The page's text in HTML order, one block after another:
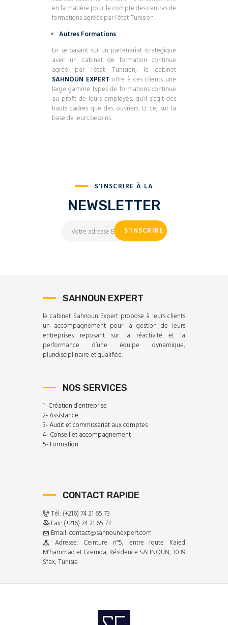
en la matière pour le compte des centres de
formations agréés par l’état Tunisien.
Autres Formations
En se basant sur un partenariat stratégique
avec un cabinet de formation continue
agréé par l’état Tunisien, le cabinet
SAHNOUN EXPERT offre à ces clients une
large gamme types de formations continue
au profit de leurs employés, qu’il s’agit des
hauts cadres que des ouvriers. Et ce, sur la
base de leurs besoins.
S'INSCRIRE À LA
NEWSLETTER
SAHNOUN EXPERT
le cabinet Sahnoun Expert propose à leurs clients
un accompagnement pour la gestion de leurs
entreprises reposant sur la réactivité et la
performance d’une équipe dynamique,
pluridisciplinaire et qualifiée.
NOS SERVICES
1- Création d’entreprise
2- Assistance
3- Audit et commissariat aux comptes
4- Conseil et accompagnement
5- Formation
CONTACT RAPIDE
Tél: (+216) 74 21 65 73
Fax: (+216) 74 21 65 73
Email: contact@sahnounexpert.com
Adresse: Ceinture n°5, entre route Kaied
M’hammad et Gremda, Résidence SAHNOUN, 3039
Sfax, Tunisie